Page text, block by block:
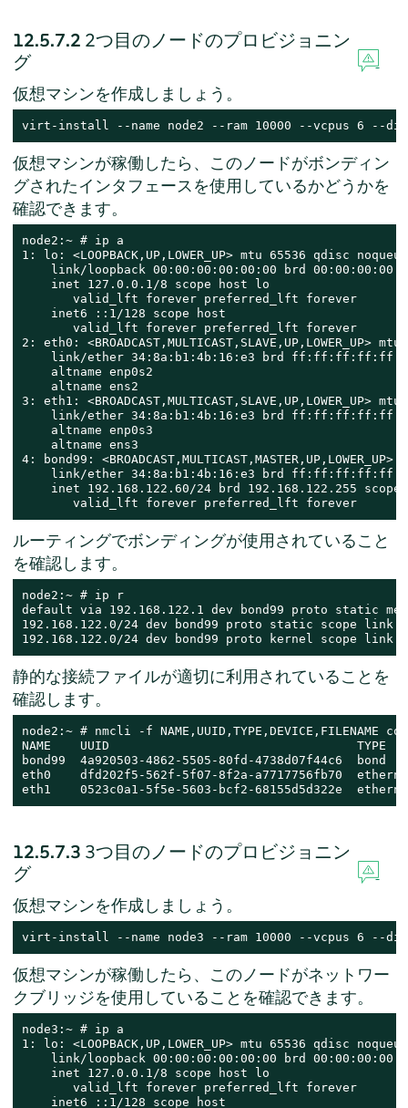
12.5.7.2 2つ目のノードのプロビジョニン
グ
仮想マシンを作成しましょう。
virt-install --name node2 --ram 10000 --vcpus 6 --
仮想マシンが稼働したら、このノードがボンディン
グされたインタフェースを使用しているかどうかを
確認できます。
node2:~ # ip a
1: lo: <LOOPBACK,UP,LOWER_UP> mtu 65536 qdisc
link/loopback 00:00:00:00:00:00 brd
    inet 127.0.0.1/8 scope host lo
       valid_lft forever preferred_lft forever
    inet6 ::1/128 scope host
       valid_lft forever preferred_lft forever
2: eth0:
link/ether 34:8a:b1:4b:16:e3 brd
    altname enp0s2
    altname ens2
3: eth1:
link/ether 34:8a:b1:4b:16:e3 brd
    altname enp0s3
    altname ens3
4: bond99:
link/ether 34:8a:b1:4b:16:e3 brd
inet 192.168.122.60/24 brd 192.168.122.255 scope
       valid_lft forever preferred_lft forever
ルーティングでボンディングが使用されていること
を確認します。
node2:~ # ip r
default via 192.168.122.1 dev bond99 proto static
192.168.122.0/24 dev bond99 proto static scope link
192.168.122.0/24 dev bond99 proto kernel scope link
静的な接続ファイルが適切に利用されていることを
確認します。
node2:~ # nmcli -f NAME,UUID,TYPE,DEVICE,FILENAME
NAME    UUID                                  TYPE
bond99  4a920503-4862-5505-80fd-4738d07f44c6
eth0    dfd202f5-562f-5f07-8f2a-a7717756fb70
eth1    0523c0a1-5f5e-5603-bcf2-68155d5d322e
12.5.7.3 3つ目のノードのプロビジョニン
グ
仮想マシンを作成しましょう。
virt-install --name node3 --ram 10000 --vcpus 6 --
仮想マシンが稼働したら、このノードがネットワー
クブリッジを使用していることを確認できます。
node3:~ # ip a
1: lo: <LOOPBACK,UP,LOWER_UP> mtu 65536 qdisc
link/loopback 00:00:00:00:00:00 brd
    inet 127.0.0.1/8 scope host lo
       valid_lft forever preferred_lft forever
    inet6 ::1/128 scope host